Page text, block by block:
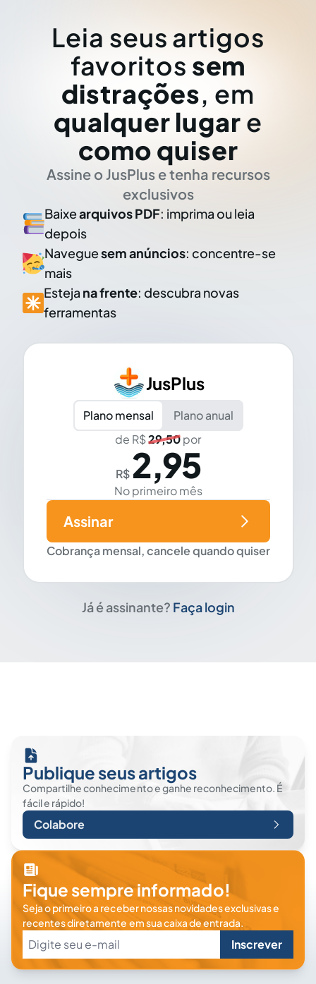
Leia seus artigos
favoritos sem
distrações, em
qualquer lugar e
como quiser
Assine o JusPlus e tenha recursos
exclusivos
Baixearquivos PDF: imprima ou leia
depois
Naveguesem anúncios: concentre-se
mais
Esteja na frente: descubra novas
ferramentas
JusPlus
Plano mensal
Plano anual
de R$29,50por
R$ 2,95
No primeiro mês
Cobrança mensal, cancele quando quiser
Assinar
Já é assinante? Faça login
Publique seus artigos
Compartilhe conhecimento e ganhe reconhecimento. É
fácil e rápido!
Colabore
Fique sempre informado!
Seja o primeiro a receber nossas novidades exclusivas e
recentes diretamente em sua caixa de entrada.
Inscrever